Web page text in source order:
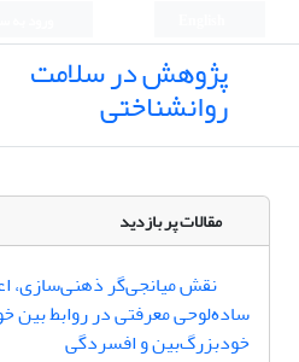
پژوهش در سلامت
روانشناختی
مقالات پر بازدید
نقش میانجی‌گر ذهنی‌سازی،
ساده‌لوحی معرفتی در روابط
خودبزرگ‌بین و افسردگی